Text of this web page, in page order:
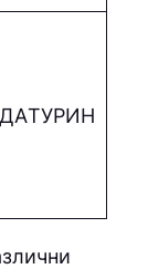
ДAТУPИН